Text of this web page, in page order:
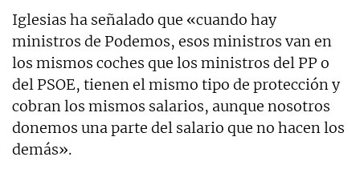
Iglesias ha señalado que «cuando hay
ministros de Podemos, esos ministros van en
los mismos coches que los ministros del PP o
del PSOE, tienen el mismo tipo de protección y
cobran los mismos salarios, aunque nosotros
donemos una parte del salario que no hacen los
demás».